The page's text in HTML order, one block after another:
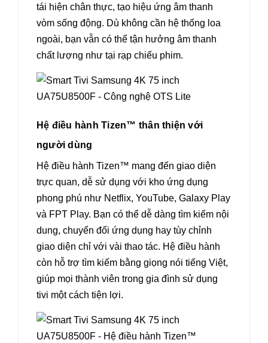
tái hiện chân thực, tạo hiệu ứng âm thanh
vòm sống động. Dù không cần hệ thống loa
ngoài, bạn vẫn có thể tận hưởng âm thanh
chất lượng như tại rạp chiếu phim.
Hệ điều hành Tizen™ thân thiện với
người dùng
Hệ điều hành Tizen™ mang đến giao diện
trực quan, dễ sử dụng với kho ứng dụng
phong phú như Netflix, YouTube, Galaxy Play
và FPT Play. Bạn có thể dễ dàng tìm kiếm nội
dung, chuyển đổi ứng dụng hay tùy chỉnh
giao diện chỉ với vài thao tác. Hệ điều hành
còn hỗ trợ tìm kiếm bằng giọng nói tiếng Việt,
giúp mọi thành viên trong gia đình sử dụng
tivi một cách tiện lợi.